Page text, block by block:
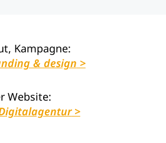
Kampagne:
& design
Website:
Digitalagentur